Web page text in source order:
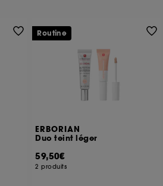
ERBORIAN
Duo teint léger
59,50€
2 produits
Routine